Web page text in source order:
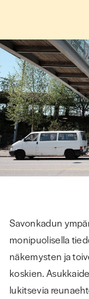
Savonkadun
monipuolisella
näkemysten ja
koskien.
lukitsevia